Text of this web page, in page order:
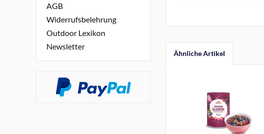
AGB
Widerrufsbelehrung
Outdoor Lexikon
Newsletter
Ähnliche Artikel